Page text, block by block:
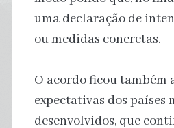
uma declaração de
ou medidas concretas.
O acordo ficou também
expectativas dos países
desenvolvidos, que